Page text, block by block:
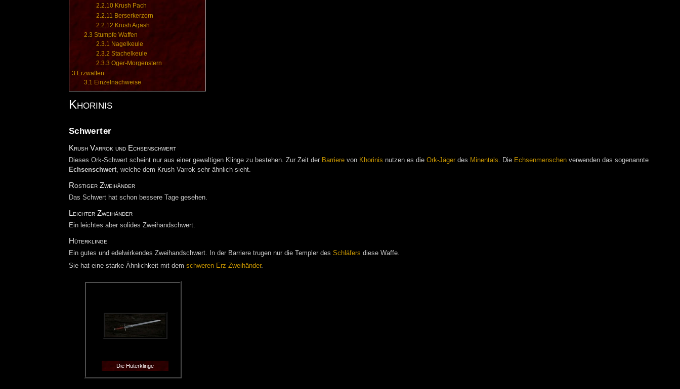
2.2.10 Krush Pach
2.2.11 Berserkerzorn
2.2.12 Krush Agash
2.3 Stumpfe Waffen
2.3.1 Nagelkeule
2.3.2 Stachelkeule
2.3.3 Oger-Morgenstern
3 Erzwaffen
3.1 Einzelnachweise
Khorinis
Schwerter
Krush Varrok und Echsenschwert
Dieses Ork-Schwert scheint nur aus einer gewaltigen Klinge zu bestehen. Zur Zeit der Barrierevon Khorinis nutzen es die Ork-Jägerdes Minentals. Die Echsenmenschenverwenden das sogenannte
Echsenschwert, welche dem Krush Varrok sehr ähnlich sieht.
Rostiger Zweihänder
Das Schwert hat schon bessere Tage gesehen.
Leichter Zweihänder
Ein leichtes aber solides Zweihandschwert.
Hüterklinge
Ein gutes und edelwirkendes Zweihandschwert. In der Barriere trugen nur die Templer des Schläfers diese Waffe.
Sie hat eine starke Ähnlichkeit mit dem schweren Erz-Zweihänder.
Die Hüterklinge